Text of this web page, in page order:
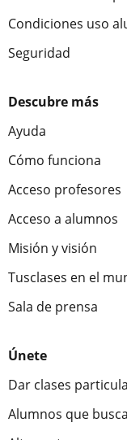
Condiciones uso
Seguridad
Descubre más
Ayuda
Cómo funciona
Acceso profesores
Acceso a alumnos
Misión y visión
Tusclases en el
Sala de prensa
Únete
Dar clases
Alumnos que